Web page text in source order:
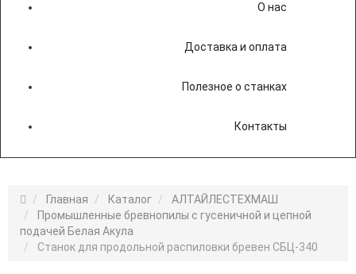
О нас
Доставка и оплата
Полезное о станках
Контакты
Главная Каталог
АЛТАЙЛЕСТЕХМАШ
Промышленные бревнопилы с гусеничной и цепной
подачей Белая Акула
Станок для продольной распиловки бревен СБЦ-340